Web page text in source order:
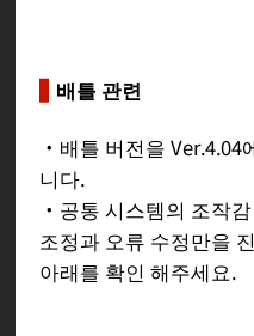
배틀 관련
・배틀 버전을
니다.
・공통 시스템의 조작
조정과 오류 수정만을
아래를 확인 해주세요.